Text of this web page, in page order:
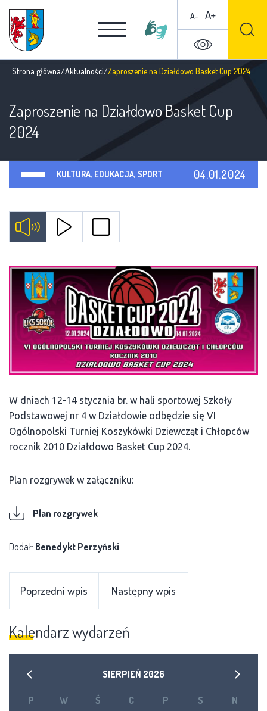
A- A+
Strona główna/Aktualności/Zaproszenie na Działdowo Basket Cup 2024
Zaproszenie na Działdowo Basket Cup
2024
KULTURA, EDUKACJA, SPORT 04.01.2024
W dniach 12-14 stycznia br. w hali sportowej Szkoły
Podstawowej nr 4 w Działdowie odbędzie się VI
Ogólnopolski Turniej Koszykówki Dziewcząt i Chłopców
rocznik 2010 Działdowo Basket Cup 2024.
Plan rozgrywek w załączniku:
Plan rozgrywek
Dodał: Benedykt Perzyński
Poprzedni wpis Następny wpis
Kalendarz wydarzeń
SIERPIEŃ 2026
P W Ś C P S N